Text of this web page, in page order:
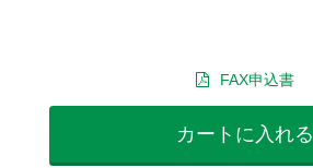
FAX申込書
カートに入れる